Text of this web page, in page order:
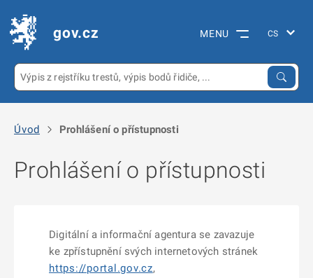
gov.cz MENU
Úvod Prohlášení o přístupnosti
Prohlášení o přístupnosti
Digitální a informační agentura se zavazuje
ke zpřístupnění svých internetových stránek
https://portal.gov.cz,